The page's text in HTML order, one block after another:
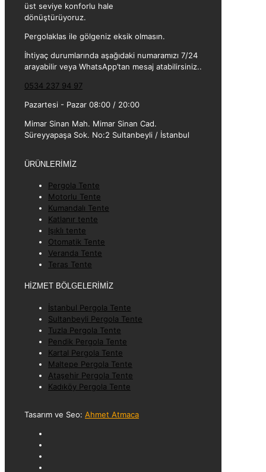
üst seviye konforlu hale
dönüştürüyoruz.
Pergolaklas ile gölgeniz eksik olmasın.
İhtiyaç durumlarında aşağıdaki numaramızı 7/24
arayabilir veya WhatsApp’tan mesaj atabilirsiniz..
0534 237 94 97
Pazartesi - Pazar 08:00 / 20:00
Mimar Sinan Mah. Mimar Sinan Cad.
Süreyyapaşa Sok. No:2 Sultanbeyli / İstanbul
ÜRÜNLERİMİZ
Pergola Tente
Motorlu Tente
Kumandalı Tente
Katlanır tente
Işıklı tente
Otomatik Tente
Veranda Tente
Teras Tente
HİZMET BÖLGELERİMİZ
İstanbul Pergola Tente
Sultanbeyli Pergola Tente
Tuzla Pergola Tente
Pendik Pergola Tente
Kartal Pergola Tente
Maltepe Pergola Tente
Ataşehir Pergola Tente
Kadıköy Pergola Tente
Tasarım ve Seo: Ahmet Atmaca